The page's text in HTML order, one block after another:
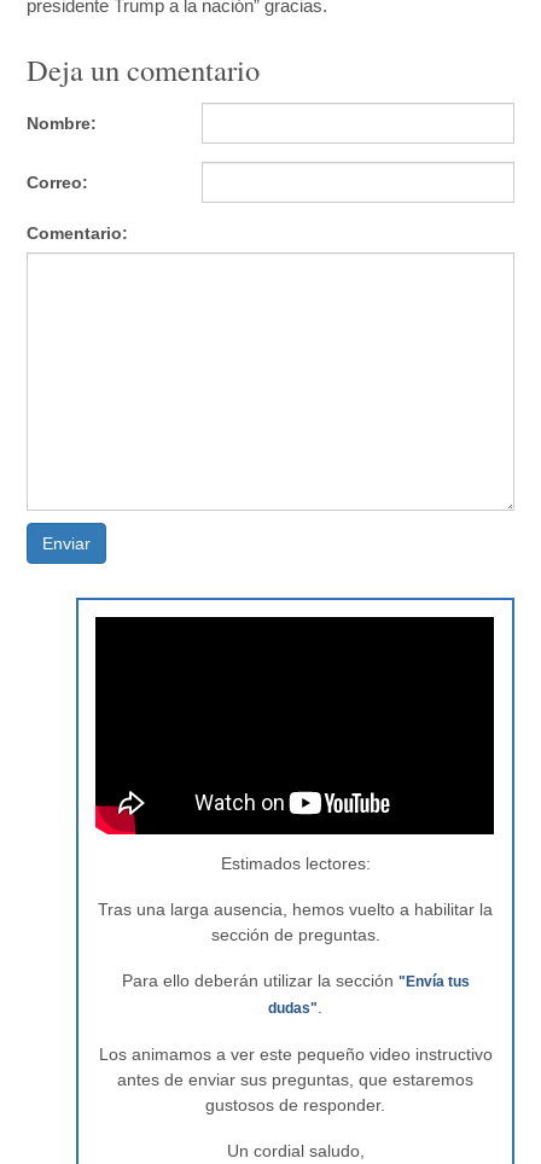
presidente Trump a la nación” gracias.
Deja un comentario
Nombre:
Correo:
Comentario:
Enviar
Estimados lectores:
Tras una larga ausencia, hemos vuelto a habilitar la
sección de preguntas.
Para ello deberán utilizar la sección "Envía tus
dudas".
Los animamos a ver este pequeño video instructivo
antes de enviar sus preguntas, que estaremos
gustosos de responder.
Un cordial saludo,